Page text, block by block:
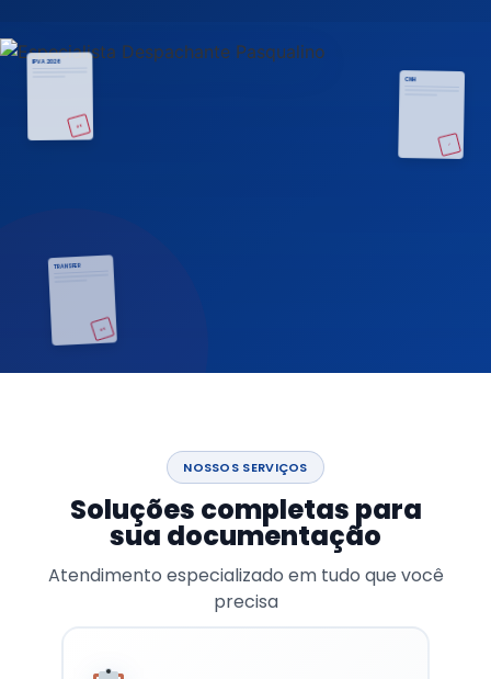
IPVA 2026
OK
CNH
TRANSFER
OK
NOSSOS SERVIÇOS
Soluções completas para
sua documentação
Atendimento especializado em tudo que você
precisa